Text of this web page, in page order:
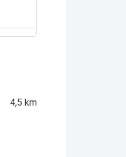
4,5 km